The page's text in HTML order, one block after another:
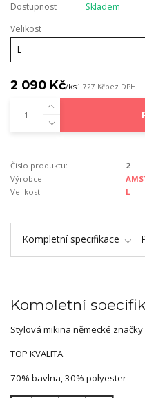
Dostupnost
Skladem
Velikost
2 090 Kč/ks1 727 Kčbez DPH
Číslo produktu:
2
Výrobce:
Velikost:
L
Kompletní specifikace
Kompletní
Stylová mikina německé
TOP KVALITA
70% bavlna, 30% polyester